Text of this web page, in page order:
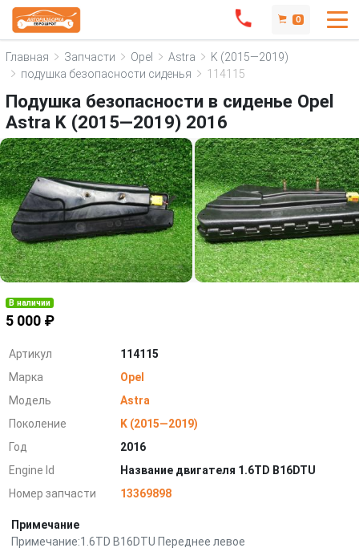
0
Главная Запчасти Opel Astra
K (2015—2019)
подушка безопасности сиденья
114115
Подушка безопасности в сиденье Opel
Astra K (2015—2019) 2016
В наличии
5 000 ₽
Артикул
114115
Марка
Opel
Модель
Astra
Поколение
K (2015—2019)
Год
2016
Engine Id
Название двигателя 1.6TD B16DTU
Номер запчасти
13369898
Примечание
Примечание:1.6TD B16DTU Переднее левое